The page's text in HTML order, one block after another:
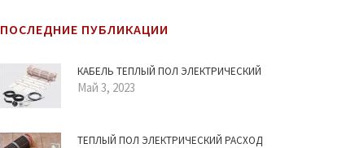
ПОСЛЕДНИЕ ПУБЛИКАЦИИ
КАБЕЛЬ ТЕПЛЫЙ ПОЛ ЭЛЕКТРИЧЕСКИЙ
Май 3, 2023
ТЕПЛЫЙ ПОЛ ЭЛЕКТРИЧЕСКИЙ РАСХОД